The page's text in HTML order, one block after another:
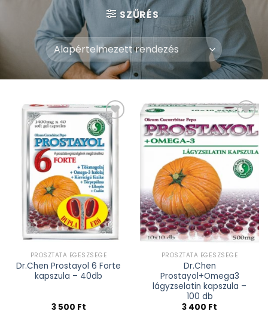
SZŰRÉS
Kívánságlistához
adás
PROSZTATA EGÉSZSÉGE
Dr.Chen Prostayol 6 Forte
kapszula – 40db
3 500 Ft
Kívánságlistához
adás
PROSZTATA EGÉSZSÉGE
Dr.Chen
Prostayol+Omega3
lágyzselatin kapszula –
100 db
3 400 Ft